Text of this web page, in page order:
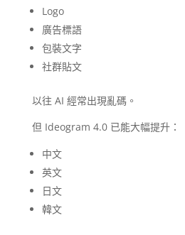
Logo
廣告標語
包裝文字
社群貼文
以往 AI 經常出現亂碼。
但 Ideogram 4.0 已能大幅提升：
中文
英文
日文
韓文